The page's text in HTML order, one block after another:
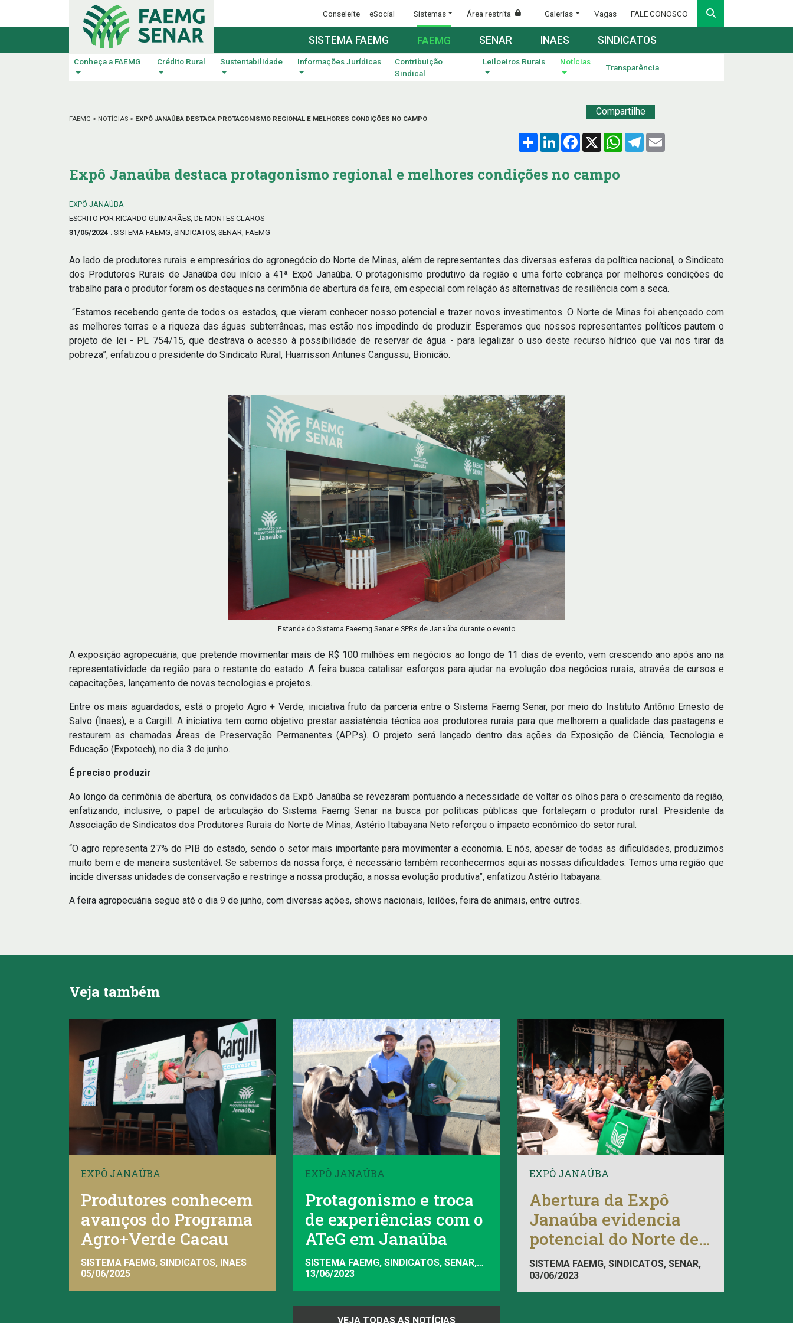
Conseleite eSocial Sistemas Área restrita Galerias Vagas FALE CONOSCO
SISTEMA FAEMG FAEMG SENAR INAES SINDICATOS
Conheça a FAEMG Crédito Rural Sustentabilidade Informações Jurídicas
Contribuição
Sindical
Leiloeiros Rurais Notícias
Transparência
FAEMG > NOTÍCIAS > EXPÔ JANAÚBA DESTACA PROTAGONISMO REGIONAL E MELHORES CONDIÇÕES NO CAMPO
Compartilhe
Compartilhar
LinkedInFacebook
X WhatsApp
Telegram
Expô Janaúba destaca protagonismo regional e melhores condições no campo
EXPÔ JANAÚBA
ESCRITO POR RICARDO GUIMARÃES, DE MONTES CLAROS
31/05/2024
. SISTEMA FAEMG, SINDICATOS, SENAR, FAEMG
Ao lado de produtores rurais e empresários do agronegócio do Norte de Minas, além de representantes das diversas esferas da política nacional, o Sindicato
dos Produtores Rurais de Janaúba deu início a 41ª Expô Janaúba. O protagonismo produtivo da região e uma forte cobrança por melhores condições de
trabalho para o produtor foram os destaques na cerimônia de abertura da feira, em especial com relação às alternativas de resiliência com a seca.
“Estamos recebendo gente de todos os estados, que vieram conhecer nosso potencial e trazer novos investimentos. O Norte de Minas foi abençoado com
as melhores terras e a riqueza das águas subterrâneas, mas estão nos impedindo de produzir. Esperamos que nossos representantes políticos pautem o
projeto de lei - PL 754/15, que destrava o acesso à possibilidade de reservar de água - para legalizar o uso deste recurso hídrico que vai nos tirar da
pobreza”, enfatizou o presidente do Sindicato Rural, Huarrisson Antunes Cangussu, Bionicão.
Estande do Sistema Faeemg Senar e SPRs de Janaúba durante o evento
A exposição agropecuária, que pretende movimentar mais de R$ 100 milhões em negócios ao longo de 11 dias de evento, vem crescendo ano após ano na
representatividade da região para o restante do estado. A feira busca catalisar esforços para ajudar na evolução dos negócios rurais, através de cursos e
capacitações, lançamento de novas tecnologias e projetos.
Entre os mais aguardados, está o projeto Agro + Verde, iniciativa fruto da parceria entre o Sistema Faemg Senar, por meio do Instituto Antônio Ernesto de
Salvo (Inaes), e a Cargill. A iniciativa tem como objetivo prestar assistência técnica aos produtores rurais para que melhorem a qualidade das pastagens e
restaurem as chamadas Áreas de Preservação Permanentes (APPs). O projeto será lançado dentro das ações da Exposição de Ciência, Tecnologia e
Educação (Expotech), no dia 3 de junho.
É preciso produzir
Ao longo da cerimônia de abertura, os convidados da Expô Janaúba se revezaram pontuando a necessidade de voltar os olhos para o crescimento da região,
enfatizando, inclusive, o papel de articulação do Sistema Faemg Senar na busca por políticas públicas que fortaleçam o produtor rural. Presidente da
Associação de Sindicatos dos Produtores Rurais do Norte de Minas, Astério Itabayana Neto reforçou o impacto econômico do setor rural.
“O agro representa 27% do PIB do estado, sendo o setor mais importante para movimentar a economia. E nós, apesar de todas as dificuldades, produzimos
muito bem e de maneira sustentável. Se sabemos da nossa força, é necessário também reconhecermos aqui as nossas dificuldades. Temos uma região que
incide diversas unidades de conservação e restringe a nossa produção, a nossa evolução produtiva”, enfatizou Astério Itabayana.
A feira agropecuária segue até o dia 9 de junho, com diversas ações, shows nacionais, leilões, feira de animais, entre outros.
Veja também
EXPÔ JANAÚBA
Produtores conhecem
avanços do Programa
Agro+Verde Cacau
SISTEMA FAEMG, SINDICATOS, INAES
05/06/2025
EXPÔ JANAÚBA
Protagonismo e troca
de experiências com o
ATeG em Janaúba
SISTEMA FAEMG, SINDICATOS, SENAR,
FAEMG
13/06/2023
EXPÔ JANAÚBA
Abertura da Expô
Janaúba evidencia
potencial do Norte de
Minas
SISTEMA FAEMG, SINDICATOS, SENAR,
FAEMG
03/06/2023
VEJA TODAS AS NOTÍCIAS